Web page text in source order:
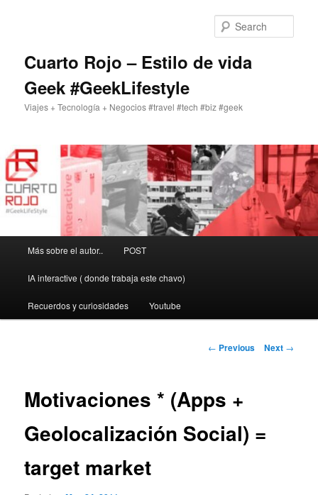
Cuarto Rojo – Estilo de vida
Geek #GeekLifestyle
Viajes + Tecnología + Negocios #travel #tech #biz #geek
Más sobre el autor.. POST
IA interactive ( donde trabaja este chavo)
Recuerdos y curiosidades Youtube
Post
← Previous Next →
Motivaciones * (Apps +
Geolocalización Social) =
target market